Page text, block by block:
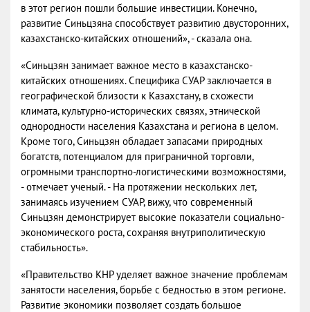
в этот регион пошли большие инвестиции. Конечно,
развитие Синьцзяна способствует развитию двусторонних,
казахстанско-китайских отношений», - сказала она.
«Синьцзян занимает важное место в казахстанско-
китайских отношениях. Специфика СУАР заключается в
географической близости к Казахстану, в схожести
климата, культурно-исторических связях, этнической
однородности населения Казахстана и региона в целом.
Кроме того, Синьцзян обладает запасами природных
богатств, потенциалом для приграничной торговли,
огромными транспортно-логистическими возможностями,
- отмечает ученый. - На протяжении нескольких лет,
занимаясь изучением СУАР, вижу, что современный
Синьцзян демонстрирует высокие показатели социально-
экономического роста, сохраняя внутриполитическую
стабильность».
«Правительство КНР уделяет важное значение проблемам
занятости населения, борьбе с бедностью в этом регионе.
Развитие экономики позволяет создать большое